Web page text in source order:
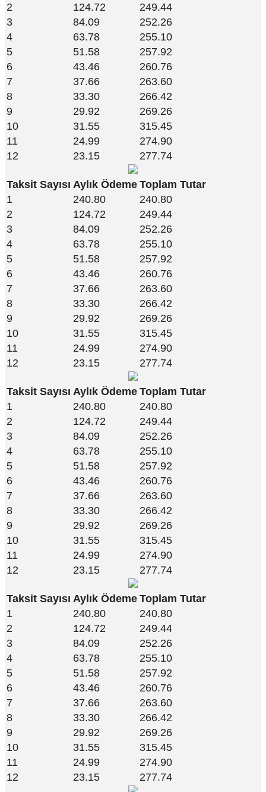
2
124.72
249.44
3
84.09
252.26
4
63.78
255.10
5
51.58
257.92
6
43.46
260.76
7
37.66
263.60
8
33.30
266.42
9
29.92
269.26
10
31.55
315.45
11
24.99
274.90
12
23.15 277.74
Taksit Sayısı Aylık Ödeme Toplam Tutar
1
240.80
240.80
2
124.72
249.44
3
84.09
252.26
4
63.78
255.10
5
51.58
257.92
6
43.46
260.76
7
37.66
263.60
8
33.30
266.42
9
29.92
269.26
10
31.55
315.45
11
24.99
274.90
12
23.15 277.74
Taksit Sayısı Aylık Ödeme Toplam Tutar
1
240.80
240.80
2
124.72
249.44
3
84.09
252.26
4
63.78
255.10
5
51.58
257.92
6
43.46
260.76
7
37.66
263.60
8
33.30
266.42
9
29.92
269.26
10
31.55
315.45
11
24.99
274.90
12
23.15 277.74
Taksit Sayısı Aylık Ödeme Toplam Tutar
1
240.80
240.80
2
124.72
249.44
3
84.09
252.26
4
63.78
255.10
5
51.58
257.92
6
43.46
260.76
7
37.66
263.60
8
33.30
266.42
9
29.92
269.26
10
31.55
315.45
11
24.99
274.90
12
23.15 277.74